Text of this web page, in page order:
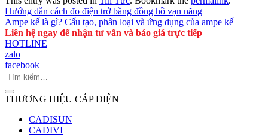
Hướng dẫn cách đo điện trở bằng đồng hồ vạn năng
Ampe kế là gì? Cấu tạo, phân loại và ứng dụng của ampe kế
Liên hệ ngay để nhận tư vấn và báo giá trực tiếp
HOTLINE
zalo
facebook
THƯƠNG HIỆU CÁP ĐIỆN
CADISUN
CADIVI